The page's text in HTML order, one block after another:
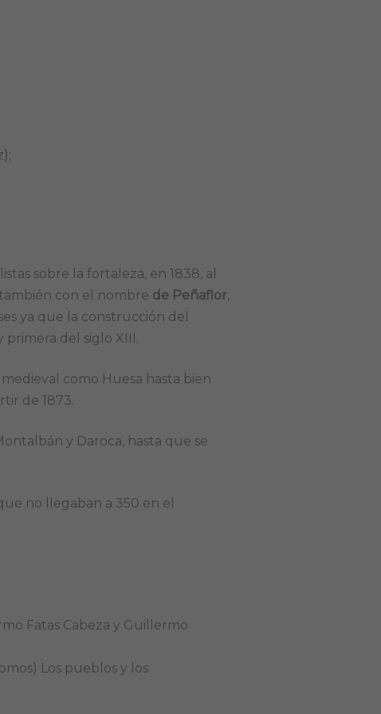
sobre la fortaleza, en 1838, al
con el nombre de Peñaflor,
ya que la construcción del
primera del siglo XIII.
como Huesa hasta bien
de 1873.
y Daroca, hasta que se
no llegaban a 350 en el
Fatas Cabeza y Guillermo
Los pueblos y los